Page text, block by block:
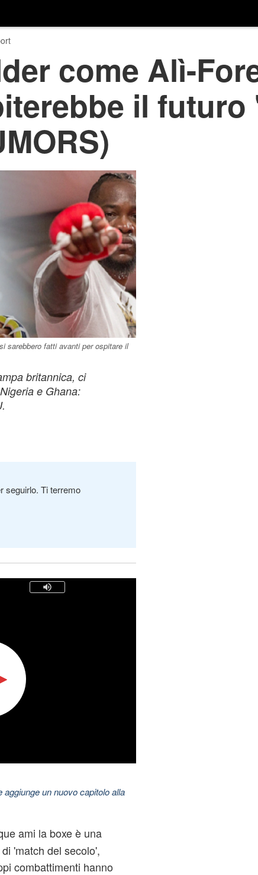
come Alì-
il futuro
sarebbero fatti avanti per ospitare il
britannica, ci
e Ghana:
seguirlo. Ti terremo
aggiunge un nuovo capitolo alla
ami la boxe è una
'match del secolo',
combattimenti hanno